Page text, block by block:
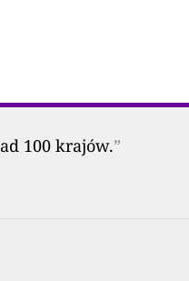
100 krajów.”